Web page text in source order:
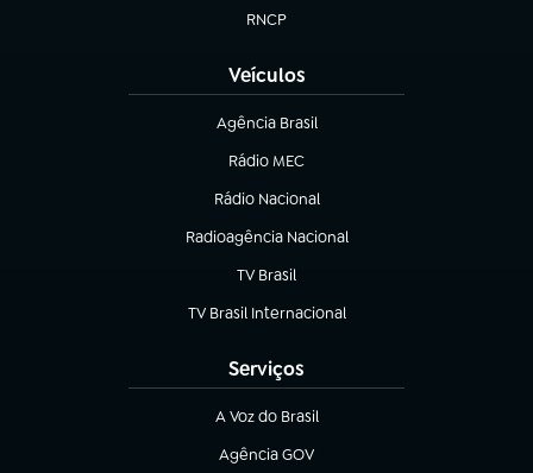
RNCP
(abre em nova aba)
Veículos
Agência Brasil
(abre em nova aba)
Rádio MEC
(abre em nova aba)
Rádio Nacional
Radioagência Nacional
(abre em nova aba)
TV Brasil
(abre em nova aba)
TV Brasil Internacional
(abre em nova aba)
Serviços
A Voz do Brasil
(abre em nova aba)
Agência GOV
(abre em nova aba)